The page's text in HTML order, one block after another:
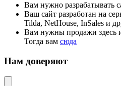
Вам нужно разрабатывать
Ваш сайт разработан на
Tilda, NetHouse, InSales и
Вам нужны продажи здесь
Тогда вам сюда
Нам доверяют